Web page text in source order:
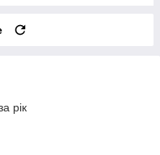
рік